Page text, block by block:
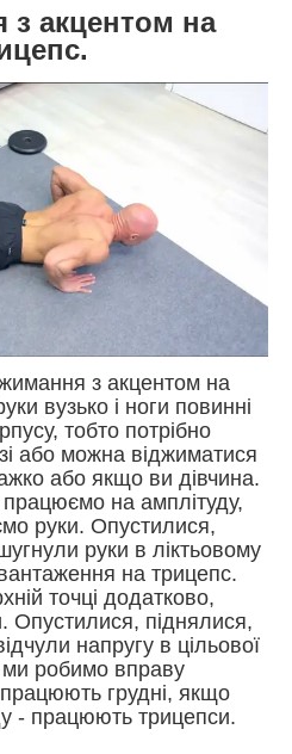
з акцентом на
з акцентом на
вузько і ноги повинні
тобто потрібно
або можна віджиматися
або якщо ви дівчина.
працюємо на амплітуду,
руки. Опустилися,
руки в ліктьовому
на трицепс.
точці додатково,
Опустилися, піднялися,
напругу в цільової
ми робимо вправу
грудні, якщо
- працюють трицепси.